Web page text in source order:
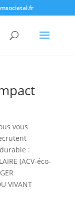
vous
:
(ACV-éco-
VIVANT